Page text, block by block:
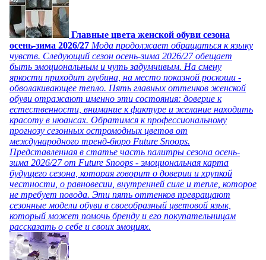
Главные цвета женской обуви сезона
осень-зима 2026/27 Мода продолжает обращаться к языку
чувств. Следующий сезон осень-зима 2026/27 обещает
быть эмоциональным и чуть задумчивым. На смену
яркости приходит глубина, на место показной роскоши -
обволакивающее тепло. Пять главных оттенков женской
обуви отражают именно эти состояния: доверие к
естественности, внимание к фактуре и желание находить
красоту в нюансах. Обратимся к профессиональному
прогнозу сезонных остромодных цветов от
международного тренд-бюро Future Snoops.
Представленная в статье часть палитры сезона осень-
зима 2026/27 от Future Snoops - эмоциональная карта
будущего сезона, которая говорит о доверии и хрупкой
честности, о равновесии, внутренней силе и тепле, которое
не требует повода. Эти пять оттенков превращают
сезонные модели обуви в своеобразный цветовой язык,
который может помочь бренду и его покупательницам
рассказать о себе и своих эмоциях.